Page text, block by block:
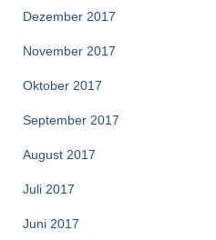
Dezember 2017
November 2017
Oktober 2017
September 2017
August 2017
Juli 2017
Juni 2017